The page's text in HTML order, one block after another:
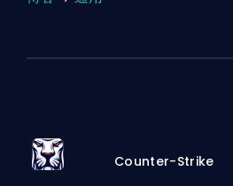
Counter-Strike